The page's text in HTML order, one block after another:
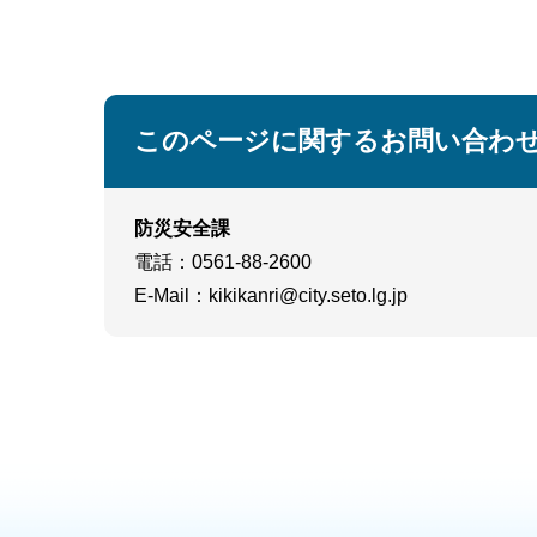
このページに関するお問い合わ
防災安全課
電話 ：0561-88-2600
E-Mail
： kikikanri@city.seto.lg.jp